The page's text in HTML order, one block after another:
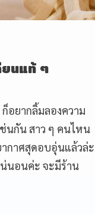
ยนแท้ ๆ
อยากลิ้มลองความ
นกัน สาว ๆ คนไหน
กาศสุดอบอุ่นแล้วล่ะ
นอนค่ะ จะมีร้าน